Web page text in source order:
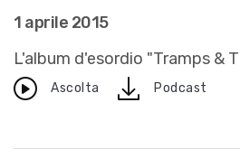
1 aprile 2015
L'album d'esordio "Tramps &
Ascolta downloadPodcast